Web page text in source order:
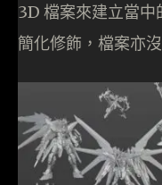
3D 檔案來建立當
簡化修飾，檔案亦